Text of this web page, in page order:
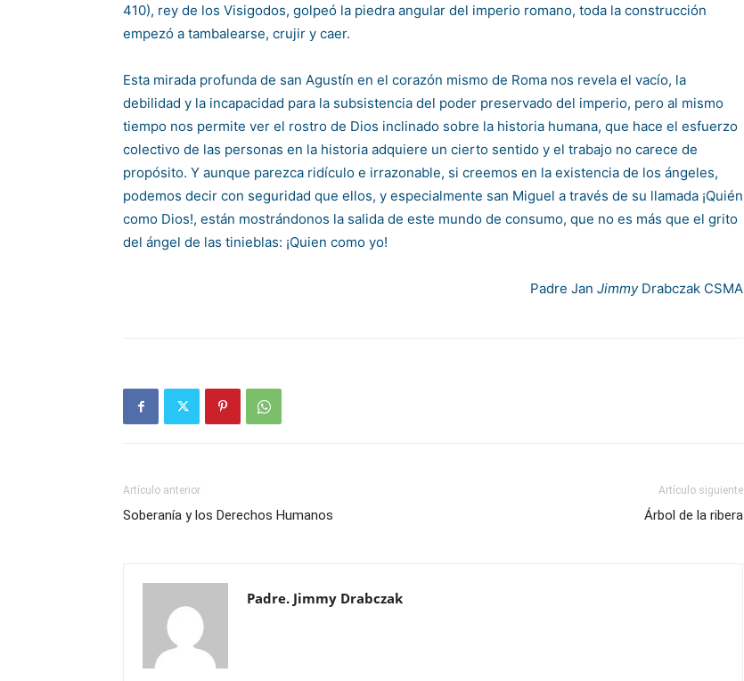
410), rey de los Visigodos, golpeó la piedra angular del imperio romano, toda la construcción
empezó a tambalearse, crujir y caer.
Esta mirada profunda de san Agustín en el corazón mismo de Roma nos revela el vacío, la
debilidad y la incapacidad para la subsistencia del poder preservado del imperio, pero al mismo
tiempo nos permite ver el rostro de Dios inclinado sobre la historia humana, que hace el esfuerzo
colectivo de las personas en la historia adquiere un cierto sentido y el trabajo no carece de
propósito. Y aunque parezca ridículo e irrazonable, si creemos en la existencia de los ángeles,
podemos decir con seguridad que ellos, y especialmente san Miguel a través de su llamada ¡Quién
como Dios!, están mostrándonos la salida de este mundo de consumo, que no es más que el grito
del ángel de las tinieblas: ¡Quien como yo!
Padre Jan Jimmy Drabczak CSMA
Artículo anterior
Soberanía y los Derechos Humanos
Artículo siguiente
Árbol de la ribera
Padre. Jimmy Drabczak